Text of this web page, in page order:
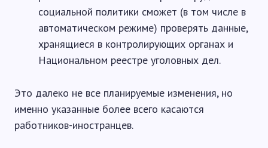
социальной политики сможет (в том числе в
автоматическом режиме) проверять данные,
хранящиеся в контролирующих органах и
Национальном реестре уголовных дел.
Это далеко не все планируемые изменения, но
именно указанные более всего касаются
работников-иностранцев.